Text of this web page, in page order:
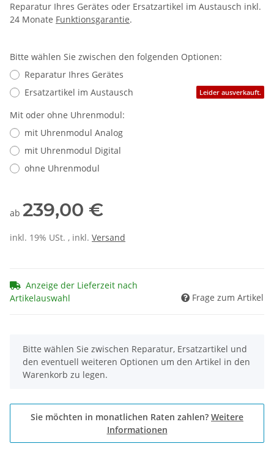
Reparatur Ihres Gerätes oder Ersatzartikel im Austausch inkl.
24 Monate Funktionsgarantie.
Bitte wählen Sie zwischen den folgenden Optionen:
Reparatur Ihres Gerätes
Ersatzartikel im Austausch
Leider ausverkauft.
Mit oder ohne Uhrenmodul:
mit Uhrenmodul Analog
mit Uhrenmodul Digital
ohne Uhrenmodul
ab 239,00 €
inkl. 19% USt. , inkl. Versand
Anzeige der Lieferzeit nach
Artikelauswahl
Frage zum Artikel
x
Bitte wählen Sie zwischen Reparatur, Ersatzartikel und
den eventuell weiteren Optionen um den Artikel in den
Warenkorb zu legen.
Sie möchten in monatlichen Raten zahlen? Weitere
Informationen